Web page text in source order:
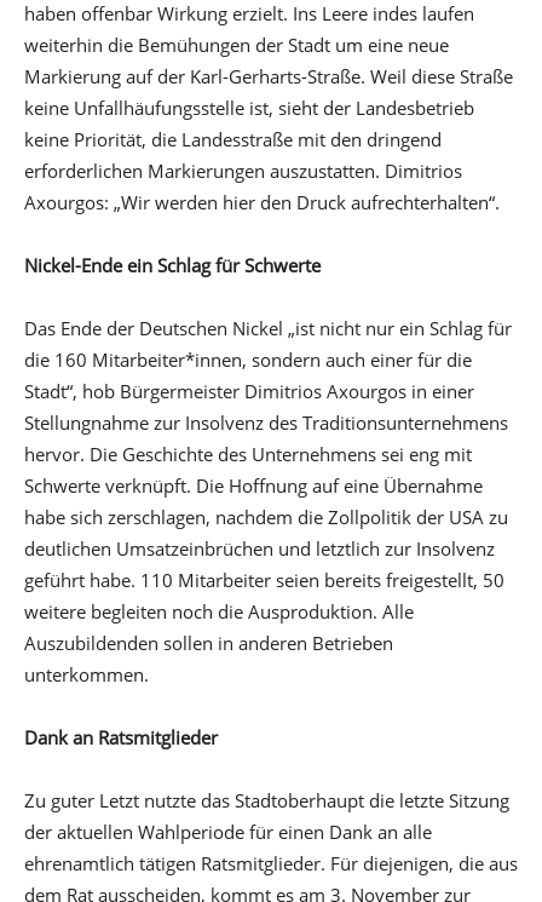
haben offenbar Wirkung erzielt. Ins Leere indes laufen
weiterhin die Bemühungen der Stadt um eine neue
Markierung auf der Karl-Gerharts-Straße. Weil diese Straße
keine Unfallhäufungsstelle ist, sieht der Landesbetrieb
keine Priorität, die Landesstraße mit den dringend
erforderlichen Markierungen auszustatten. Dimitrios
Axourgos: „Wir werden hier den Druck aufrechterhalten“.
Nickel-Ende ein Schlag für Schwerte
Das Ende der Deutschen Nickel „ist nicht nur ein Schlag für
die 160 Mitarbeiter*innen, sondern auch einer für die
Stadt“, hob Bürgermeister Dimitrios Axourgos in einer
Stellungnahme zur Insolvenz des Traditionsunternehmens
hervor. Die Geschichte des Unternehmens sei eng mit
Schwerte verknüpft. Die Hoffnung auf eine Übernahme
habe sich zerschlagen, nachdem die Zollpolitik der USA zu
deutlichen Umsatzeinbrüchen und letztlich zur Insolvenz
geführt habe. 110 Mitarbeiter seien bereits freigestellt, 50
weitere begleiten noch die Ausproduktion. Alle
Auszubildenden sollen in anderen Betrieben
unterkommen.
Dank an Ratsmitglieder
Zu guter Letzt nutzte das Stadtoberhaupt die letzte Sitzung
der aktuellen Wahlperiode für einen Dank an alle
ehrenamtlich tätigen Ratsmitglieder. Für diejenigen, die aus
dem Rat ausscheiden, kommt es am 3. November zur